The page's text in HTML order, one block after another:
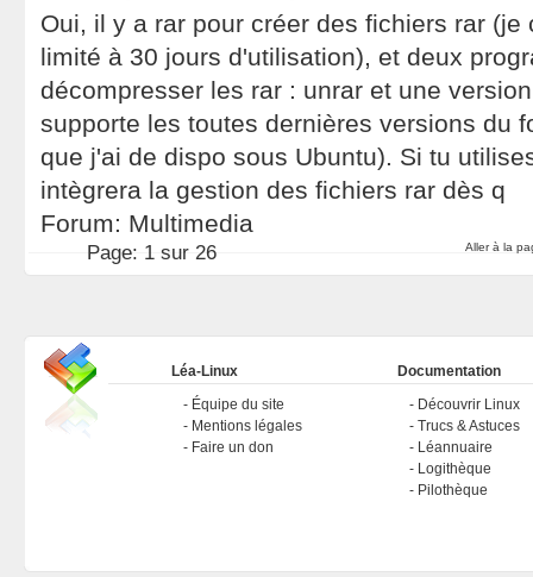
Oui, il y a rar pour créer des fichiers rar
limité à 30 jours d'utilisation), et deux
décompresser les rar : unrar et une
supporte les toutes dernières versions du
que j'ai de dispo sous Ubuntu). Si tu
intègrera la gestion des fichiers rar dès q
Forum: Multimedia
Aller à la
Page: 1 sur 26
Léa-Linux
Équipe du site
Mentions légales
Faire un don
Documentation
Découvrir Linux
Trucs & Astuces
Léannuaire
Logithèque
Pilothèque